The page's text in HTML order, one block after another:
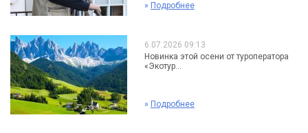
» Подробнее
6.07.2026 09:13
Новинка этой осени от туроператора
«Экотур...
» Подробнее